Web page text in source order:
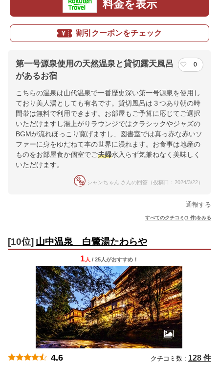
料金を表示
割引クーポンをチェック
第一号源泉使用の天然温泉と貸切露天風呂
があるお宿
0
こちらの温泉は山代温泉で一番歴史深い第一号源泉を使用し
ており美人湯としても有名です。貸切風呂は３つあり朝の時
間帯は無料で利用できます。お部屋もご予算に応じてご選択
いただけますし湯上がりラウンジではクラシックやジャズの
BGMが流れほっこり寛げますし、図書室では真っ赤な赤いソ
ファーに身をゆだねて本の世界に浸れます。お食事は地産の
ものをお部屋食か個室でご夫婦水入らず気兼ねなく美味しく
いただけます。
シャンちゃん さんの回答（投稿日：2024/3/22）
通報する
すべてのクチコミ(1 件)をみる
[10位] 山中温泉 白鷺湯たわらや
1 人 / 25人がおすすめ！
4.6 クチコミ数 : 128 件